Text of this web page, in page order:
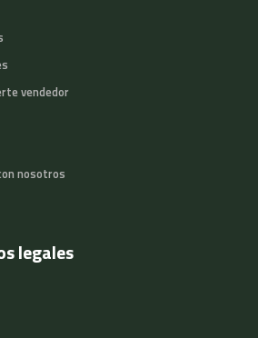
vendedor
nosotros
legales